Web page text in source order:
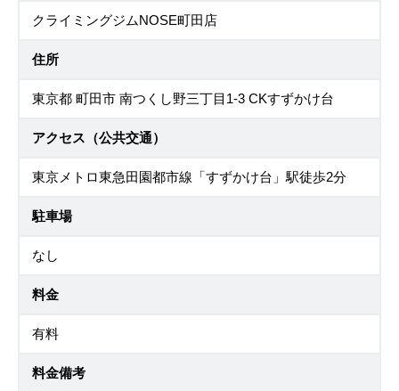
クライミングジムNOSE町田店
住所
東京都 町田市 南つくし野三丁目1-3 CKすずかけ台
アクセス（公共交通）
東京メトロ東急田園都市線「すずかけ台」駅徒歩2分
駐車場
なし
料金
有料
料金備考